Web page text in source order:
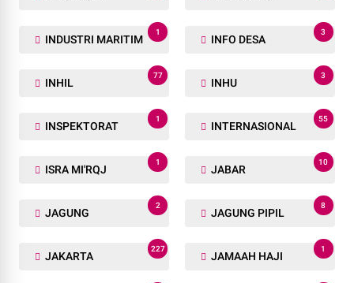
INDUSTRI MARITIM
1
INFO DESA
3
INHIL
77
INHU
3
INSPEKTORAT
1
INTERNASIONAL
55
ISRA MI'RQJ
1
JABAR
10
JAGUNG
2
JAGUNG PIPIL
8
JAKARTA
227
JAMAAH HAJI
1